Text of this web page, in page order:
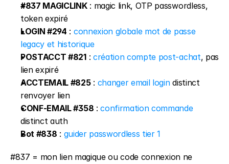
#837 MAGICLINK : magic link, OTP passwordless,
token expiré
LOGIN #294 : connexion globale mot de passe
legacy et historique
POSTACCT #821 : création compte post-achat, pas
lien expiré
ACCTEMAIL #825 : changer email login distinct
renvoyer lien
CONF-EMAIL #358 : confirmation commande
distinct auth
Bot #838 : guider passwordless tier 1
#837 = mon lien magique ou code connexion ne